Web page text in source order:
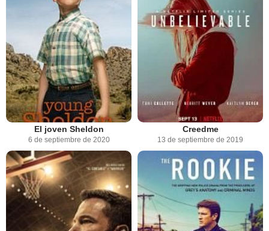
El joven Sheldon
6 de septiembre de 2020
Creedme
13 de septiembre de 2019